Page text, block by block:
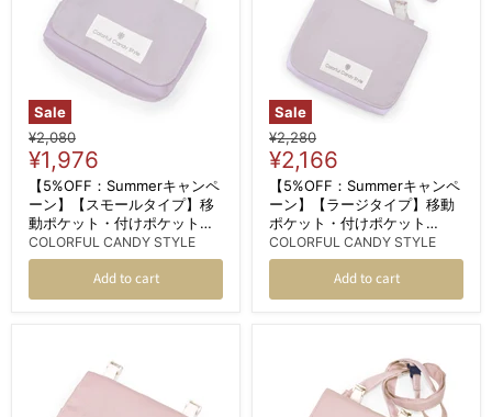
Sale
Original
price
¥2,080
Current
price
¥1,976
【5%OFF：Summerキャンペ
ーン】【スモールタイプ】移
動ポケット・付けポケット
（クリップタイプ） くすみ無
地 くすみラベンダー
COLORFUL CANDY STYLE
Add to cart
Sale
Original
price
¥2,280
Current
price
¥2,166
【5%OFF：Summerキャンペ
ーン】【ラージタイプ】移動
ポケット・付けポケット
（2wayタイプ） ショルダー
ベルト付き くすみ無地 くすみ
ラベンダー
COLORFUL CANDY STYLE
Add to cart